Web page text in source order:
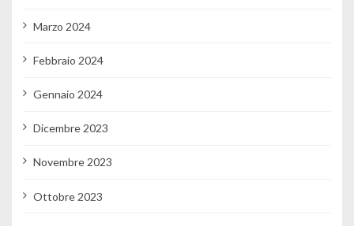
Marzo 2024
Febbraio 2024
Gennaio 2024
Dicembre 2023
Novembre 2023
Ottobre 2023